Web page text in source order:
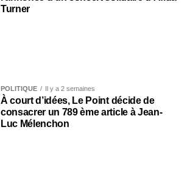
Turner
POLITIQUE Il y a 2 semaines
À court d’idées, Le Point décide de
consacrer un 789 ème article à Jean-
Luc Mélenchon